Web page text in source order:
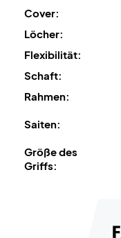
Cover:
Löcher:
Flexibilität:
Schaft:
Rahmen:
Saiten:
Größe des
Griffs: